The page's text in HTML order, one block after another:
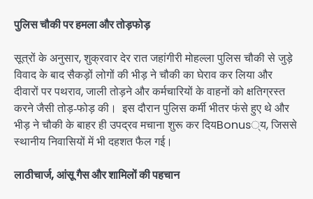
पुलिस चौकी पर हमला और तोड़फोड़
सूत्रों के अनुसार, शुक्रवार देर रात जहांगीरी मोहल्ला पुलिस चौकी से जुड़े
विवाद के बाद सैकड़ों लोगों की भीड़ ने चौकी का घेराव कर लिया और
दीवारों पर पथराव, जाली तोड़ने और कर्मचारियों के वाहनों को क्षतिग्रस्त
करने जैसी तोड़‑फोड़ की। इस दौरान पुलिस कर्मी भीतर फंसे हुए थे और
भीड़ ने चौकी के बाहर ही उपद्रव मचाना शुरू कर दियBonus्य, जिससे
स्थानीय निवासियों में भी दहशत फैल गई।
लाठीचार्ज, आंसू गैस और शामिलों की पहचान